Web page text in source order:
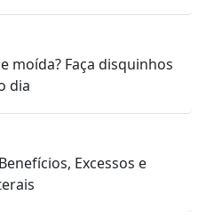
moída? Faça disquinhos
dia
Excessos e